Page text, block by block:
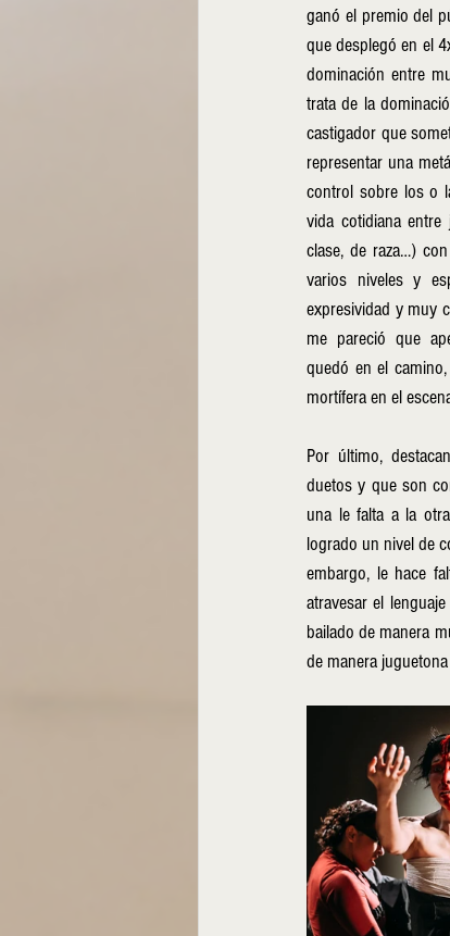
ganó el premio del
que desplegó en el
dominación entre
trata de la
castigador que
representar una
control sobre los o
vida cotidiana entre
clase, de raza…)
varios niveles y
expresividad y muy
me pareció que
quedó en el
mortífera en el
Por último,
duetos y que son
una le falta a la
logrado un nivel de
embargo, le hace
atravesar el
bailado de manera
de manera